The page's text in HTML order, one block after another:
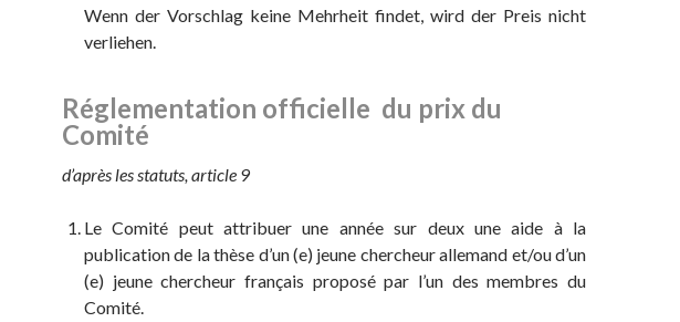
Wenn der Vorschlag keine Mehrheit findet, wird der Preis nicht
verliehen.
Réglementation officielle du prix du
Comité
d’après les statuts, article 9
Le Comité peut attribuer une année sur deux une aide à la
publication de la thèse d’un (e) jeune chercheur allemand et/ou d’un
(e) jeune chercheur français proposé par l’un des membres du
Comité.